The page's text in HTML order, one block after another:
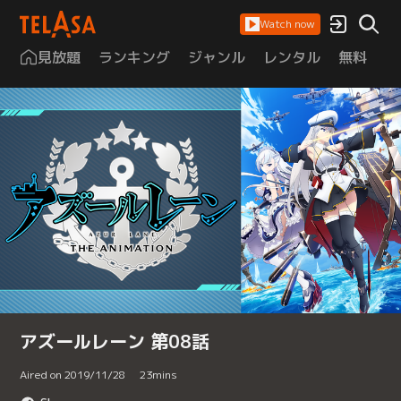
Watch now
見放題 ランキング ジャンル レンタル 無料
アズールレーン 第08話
Aired on 2019/11/28 23mins